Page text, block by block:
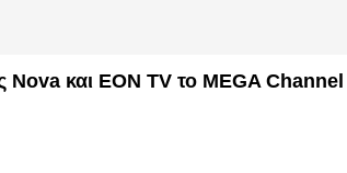
Nova και EON TV το MEGA